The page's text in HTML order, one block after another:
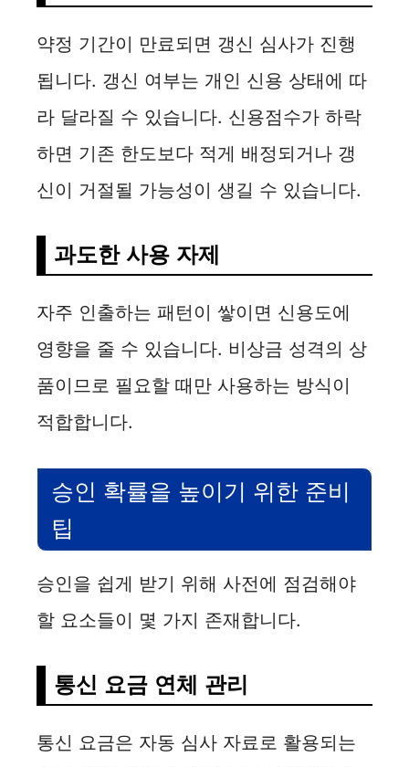
약정 기간이 만료되면 갱신 심사가 진행
됩니다. 갱신 여부는 개인 신용 상태에 따
라 달라질 수 있습니다. 신용점수가 하락
하면 기존 한도보다 적게 배정되거나 갱
신이 거절될 가능성이 생길 수 있습니다.
과도한 사용 자제
자주 인출하는 패턴이 쌓이면 신용도에
영향을 줄 수 있습니다. 비상금 성격의 상
품이므로 필요할 때만 사용하는 방식이
적합합니다.
승인 확률을 높이기 위한 준비
팁
승인을 쉽게 받기 위해 사전에 점검해야
할 요소들이 몇 가지 존재합니다.
통신 요금 연체 관리
통신 요금은 자동 심사 자료로 활용되는